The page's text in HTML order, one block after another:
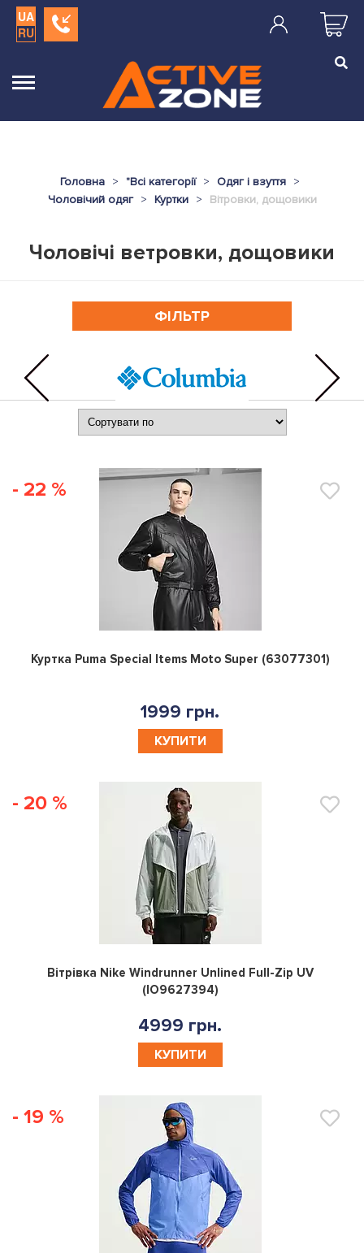
UA
RU
Головна "Всі категорії
Одяг і взуття
Чоловічий одяг
Куртки Вітровки, дощовики
Чоловічі ветровки, дощовики
ФІЛЬТР
- 22 %
0
Куртка Puma Special Items Moto Super (63077301)
1999 грн.
КУПИТИ
- 20 %
0
Вітрівка Nike Windrunner Unlined Full-Zip UV
(IO9627394)
4999 грн.
КУПИТИ
- 19 %